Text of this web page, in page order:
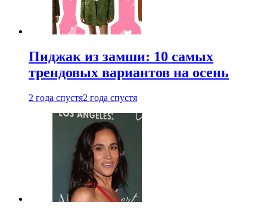
Пиджак из замши: 10 самых
трендовых вариантов на осень
2 года спустя2 года спустя